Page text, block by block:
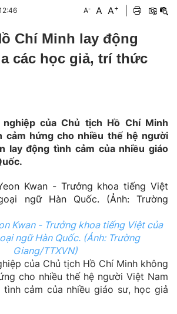
A- A A+
Chí Minh lay động
các học giả, trí thức
của Chủ tịch Hồ Chí Minh
cảm hứng cho nhiều thế hệ người
lay động tình cảm của nhiều giáo
Kwan - Trưởng khoa tiếng Việt của
ngữ Hàn Quốc. (Ảnh: Trường
Giang/TTXVN)
của Chủ tịch Hồ Chí Minh không
cho nhiều thế hệ người Việt Nam
cảm của nhiều giáo sư, học giả